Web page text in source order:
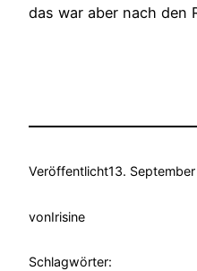
das war aber nach den
Veröffentlicht13.
vonIrisine
Schlagwörter: